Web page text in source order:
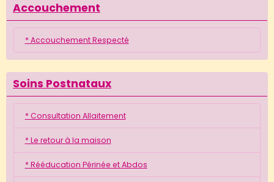
Accouchement
* Accouchement Respecté
Soins Postnataux
* Consultation Allaitement
* Le retour à la maison
* Rééducation Périnée et Abdos